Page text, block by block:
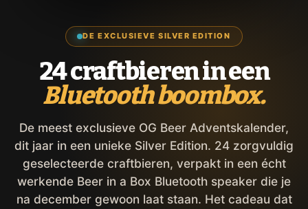
DE EXCLUSIEVE SILVER EDITION
24 craftbieren in een
Bluetooth boombox.
De meest exclusieve OG Beer Adventskalender,
dit jaar in een unieke Silver Edition. 24 zorgvuldig
geselecteerde craftbieren, verpakt in een écht
werkende Beer in a Box Bluetooth speaker die je
na december gewoon laat staan. Het cadeau dat